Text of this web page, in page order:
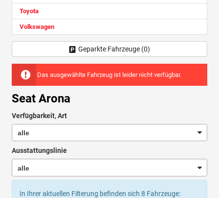
Das ausgewählte Fahrzeug ist leider nicht verfügbar.
Seat Arona
Verfügbarkeit, Art
Ausstattungslinie
In Ihrer aktuellen Filterung befinden sich 8 Fahrzeuge:
Toyota
Volkswagen
Geparkte Fahrzeuge (0)